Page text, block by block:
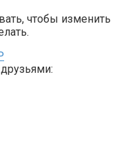
чтобы изменить